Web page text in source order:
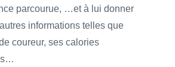
parcourue, …et à lui donner
informations telles que
coureur, ses calories